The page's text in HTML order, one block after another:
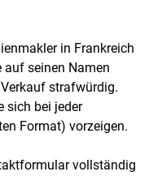
in Frankreich
auf seinen Namen
strafwürdig.
sich bei jeder
Format) vorzeigen.
vollständig